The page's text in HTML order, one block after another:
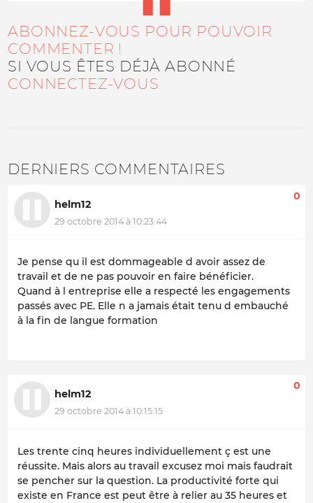
ABONNEZ-VOUS POUR POUVOIR
COMMENTER !
SI VOUS ÊTES DÉJÀ ABONNÉ
CONNECTEZ-VOUS
DERNIERS COMMENTAIRES
helm12
29 octobre 2014 à 10:23:44
0
Je pense qu il est dommageable d avoir assez de
travail et de ne pas pouvoir en faire bénéficier.
Quand à l entreprise elle a respecté les engagements
passés avec PE. Elle n a jamais était tenu d embauché
à la fin de langue formation
helm12
29 octobre 2014 à 10:15:15
0
Les trente cinq heures individuellement ç est une
réussite. Mais alors au travail excusez moi mais faudrait
se pencher sur la question. La productivité forte qui
existe en France est peut être à relier au 35 heures et